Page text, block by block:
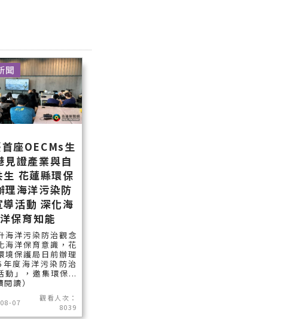
座OECMs生
見證產業與自
生 花蓮縣環保
理海洋污染防
導活動 深化海
洋保育知能
海洋污染防治觀念
海洋保育意識，花
境保護局日前辦理
年度海洋污染防治
動」，邀集環保...
閱讀）
07
觀看人次：
8039
聞